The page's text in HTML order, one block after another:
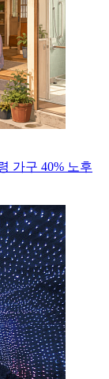
가구 40% 노후